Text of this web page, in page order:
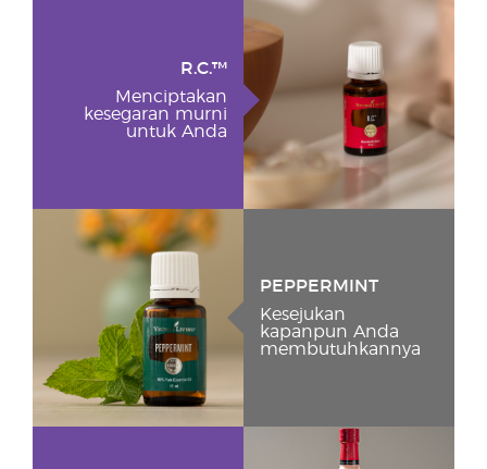
R.C.™
Menciptakan
kesegaran murni
untuk Anda
PEPPERMINT
Kesejukan
kapanpun Anda
membutuhkannya